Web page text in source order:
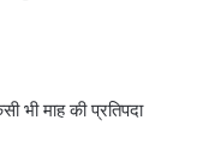
भी माह की प्रतिपदा